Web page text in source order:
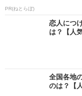
PR(ねとらぼ)
恋人につ
は？【人
全国各地
のは？【